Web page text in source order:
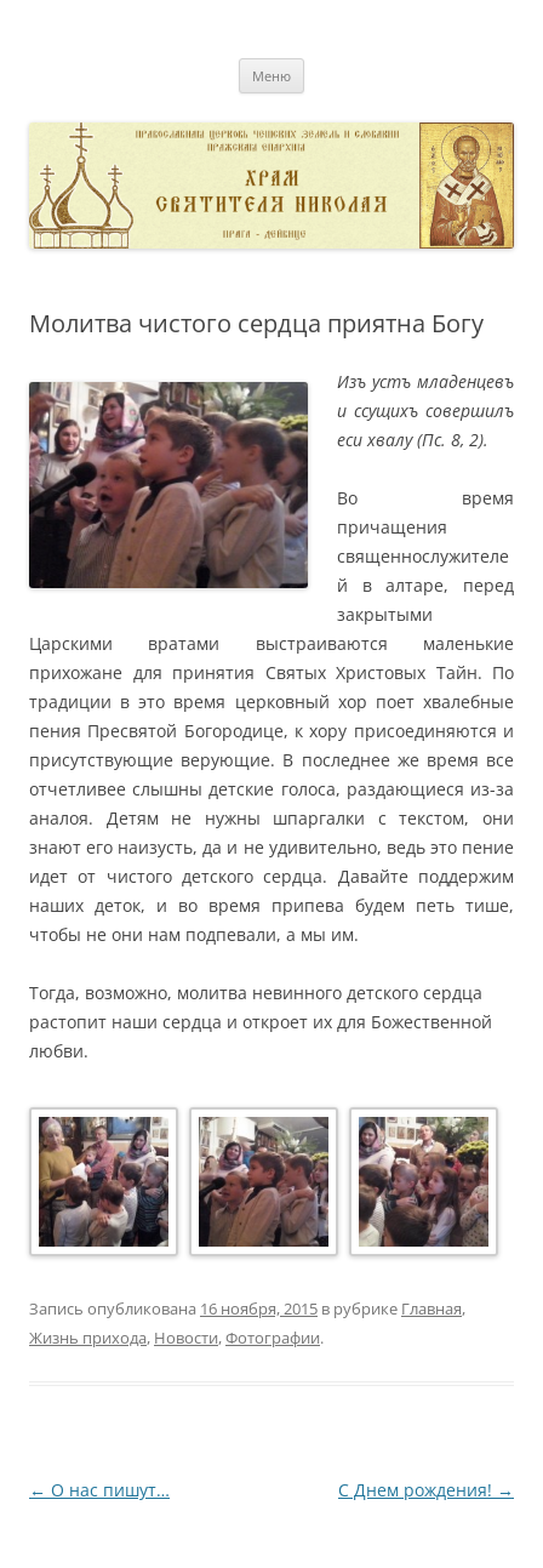
Меню
Молитва чистого сердца приятна Богу
Изъ устъ младенцевъ
и ссущихъ совершилъ
еси хвалу (Пс. 8, 2).
Во время
причащения
священнослужителе
й в алтаре, перед
закрытыми
Царскими вратами выстраиваются маленькие
прихожане для принятия Святых Христовых Тайн. По
традиции в это время церковный хор поет хвалебные
пения Пресвятой Богородице, к хору присоединяются и
присутствующие верующие. В последнее же время все
отчетливее слышны детские голоса, раздающиеся из-за
аналоя. Детям не нужны шпаргалки с текстом, они
знают его наизусть, да и не удивительно, ведь это пение
идет от чистого детского сердца. Давайте поддержим
наших деток, и во время припева будем петь тише,
чтобы не они нам подпевали, а мы им.
Тогда, возможно, молитва невинного детского сердца
растопит наши сердца и откроет их для Божественной
любви.
Запись опубликована 16 ноября, 2015 в рубрике Главная,
Жизнь прихода, Новости,Фотографии.
Навигация
← О нас пишут… С Днем рождения! →